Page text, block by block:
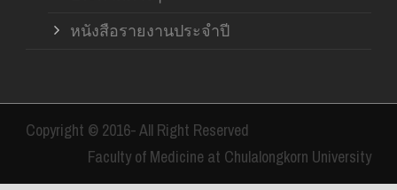
หนังสือรายงานประจำปี
Copyright © 2016- All Right Reserved
Faculty of Medicine at Chulalongkorn University